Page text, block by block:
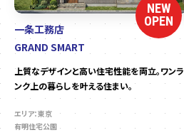
NEW
OPEN
一条工務店
GRAND SMART
上質なデザインと高い住宅性能を両立。ワンラ
ンク上の暮らしを叶える住まい。
エリア：東京
有明住宅公園